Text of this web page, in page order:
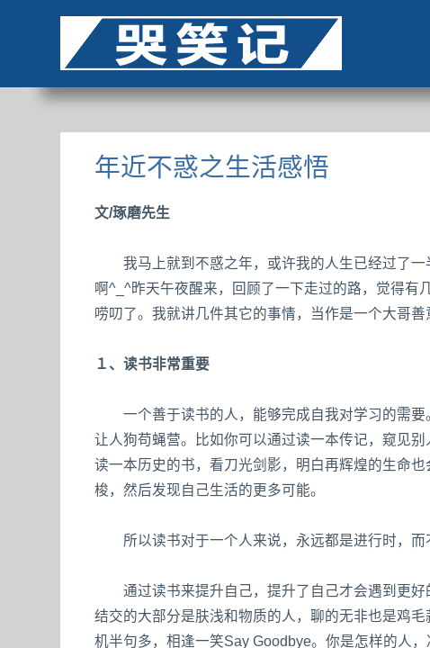
年近不惑之生活感悟
文/琢磨先生
我马上就到不惑之年，或许我的人生已经过了一
啊^_^昨天午夜醒来，回顾了一下走过的路，觉得有
唠叨了。我就讲几件其它的事情，当作是一个大哥
１、读书非常重要
一个善于读书的人，能够完成自我对学习的需要
让人狗苟蝇营。比如你可以通过读一本传记，窥见
读一本历史的书，看刀光剑影，明白再辉煌的生命
梭，然后发现自己生活的更多可能。
所以读书对于一个人来说，永远都是进行时，而
通过读书来提升自己，提升了自己才会遇到更好
结交的大部分是肤浅和物质的人，聊的无非也是鸡
机半句多，相逢一笑Say Goodbye。你是怎样的人